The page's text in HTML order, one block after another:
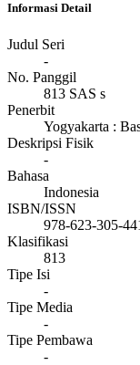
Informasi Detail
Judul Seri
-
No. Panggil
813 SAS s
Penerbit
Yogyakarta :
Deskripsi Fisik
-
Bahasa
Indonesia
ISBN/ISSN
978-623-305-
Klasifikasi
813
Tipe Isi
-
Tipe Media
-
Tipe Pembawa
-